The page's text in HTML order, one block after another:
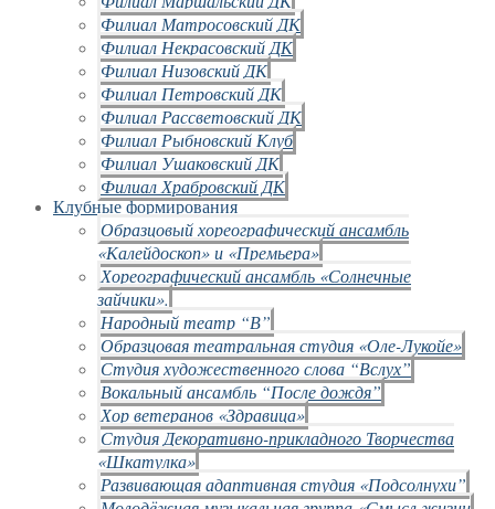
Филиал Матросовский ДК
Филиал Некрасовский ДК
Филиал Низовский ДК
Филиал Петровский ДК
Филиал Рассветовский ДК
Филиал Рыбновский Клуб
Филиал Ушаковский ДК
Филиал Храбровский ДК
Клубные формирования
Образцовый хореографический ансамбль
«Калейдоскоп» и «Премьера»
Хореографический ансамбль «Солнечные
зайчики».
Народный театр “В”
Образцовая театральная студия «Оле-Лукойе»
Студия художественного слова “Вслух”
Вокальный ансамбль “После дождя”
Хор ветеранов «Здравица»
Студия Декоративно-прикладного Творчества
«Шкатулка»
Развивающая адаптивная студия «Подсолнухи”